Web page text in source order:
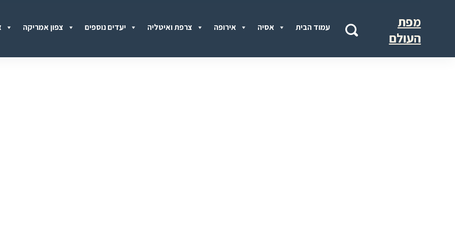
צפון אמריקה יעדים נוספים צרפת ואיטליה אירופה אסיה עמוד הבית
מפת
העולם